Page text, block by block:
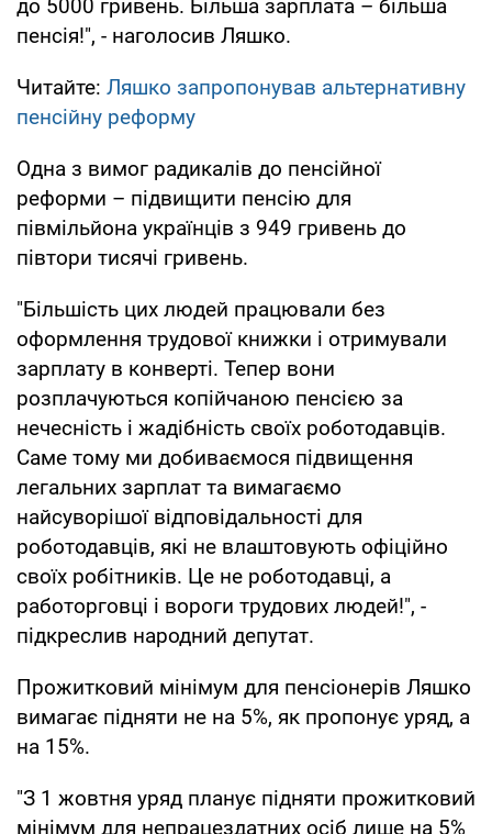
до 5000 гривень. Більша зарплата – більша
пенсія!", - наголосив Ляшко.
Читайте: Ляшко запропонував альтернативну
пенсійну реформу
Одна з вимог радикалів до пенсійної
реформи – підвищити пенсію для
півмільйона українців з 949 гривень до
півтори тисячі гривень.
"Більшість цих людей працювали без
оформлення трудової книжки і отримували
зарплату в конверті. Тепер вони
розплачуються копійчаною пенсією за
нечесність і жадібність своїх роботодавців.
Саме тому ми добиваємося підвищення
легальних зарплат та вимагаємо
найсуворішої відповідальності для
роботодавців, які не влаштовують офіційно
своїх робітників. Це не роботодавці, а
работорговці і вороги трудових людей!", -
підкреслив народний депутат.
Прожитковий мінімум для пенсіонерів Ляшко
вимагає підняти не на 5%, як пропонує уряд, а
на 15%.
"З 1 жовтня уряд планує підняти прожитковий
мінімум для непрацездатних осіб лише на 5%